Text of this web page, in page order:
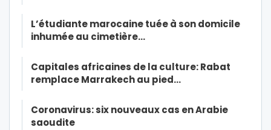
L’étudiante marocaine tuée à son domicile
inhumée au cimetière…
Capitales africaines de la culture: Rabat
remplace Marrakech au pied…
Coronavirus: six nouveaux cas en Arabie
saoudite